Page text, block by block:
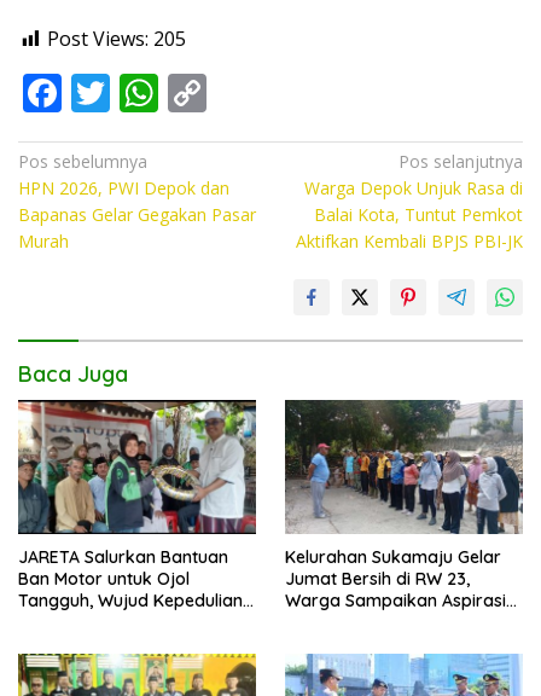
Post Views: 205
F
ac
e
b
o
T
w
itt
er
W
h
at
s
o
p
y
Navigasi
pos
Pos sebelumnya
HPN 2026, PWI Depok dan
Bapanas Gelar Gegakan Pasar
Murah
Pos selanjutnya
Warga Depok Unjuk Rasa di
Balai Kota, Tuntut Pemkot
Aktifkan Kembali BPJS PBI-JK
Baca Juga
JARETA Salurkan Bantuan
Ban Motor untuk Ojol
Tangguh, Wujud Kepedulian
Kelurahan Sukamaju Gelar
Jumat Bersih di RW 23,
Warga Sampaikan Aspirasi